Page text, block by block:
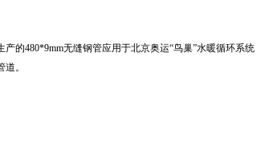
产的480*9mm无缝钢管应用于北京奥运“鸟巢”水暖循环系统
道。